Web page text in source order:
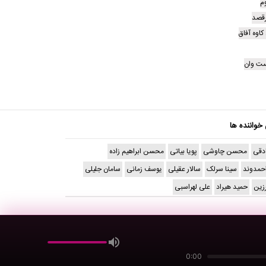
آفاق
وان
0:00
خواننده ها
محسن چاوشی پویا بیاتی محسن ابراهیم زاده
سینا سرلک سالار عقیلی یوسف زمانی سامان جلیلی
حمید هیراد علی لهراسبی